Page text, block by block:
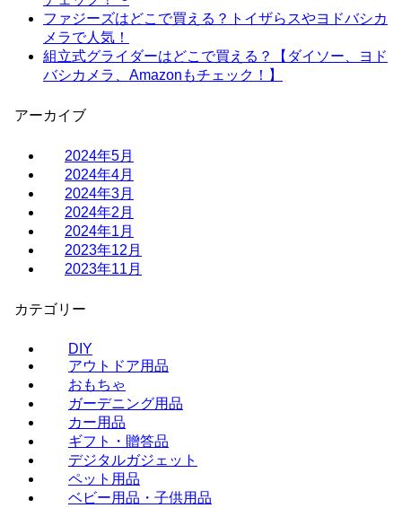
ファジーズはどこで買える？トイザらスやヨドバシカ
メラで人気！
組立式グライダーはどこで買える？【ダイソー、ヨド
バシカメラ、Amazonもチェック！】
アーカイブ
2024年5月
2024年4月
2024年3月
2024年2月
2024年1月
2023年12月
2023年11月
カテゴリー
DIY
アウトドア用品
おもちゃ
ガーデニング用品
カー用品
ギフト・贈答品
デジタルガジェット
ペット用品
ベビー用品・子供用品